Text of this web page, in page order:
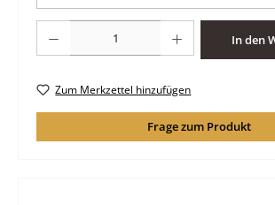
In den
Zum Merkzettel hinzufügen
Frage zum Produkt